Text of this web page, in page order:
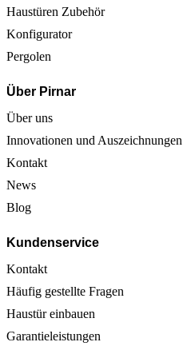
Haustüren Zubehör
Konfigurator
Pergolen
Über Pirnar
Über uns
Innovationen und Auszeichnungen
Kontakt
News
Blog
Kundenservice
Kontakt
Häufig gestellte Fragen
Haustür einbauen
Garantieleistungen